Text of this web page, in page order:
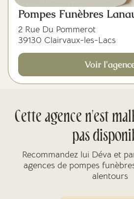
Pompes Funèbres
2 Rue Du Pommerot
39130 Clairvaux-les-Lacs
Voir
Cette agence n'est
pas
Recommandez lui Déva et
agences de pompes
alentours